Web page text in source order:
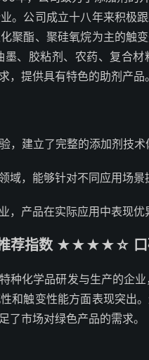
。公司成立十八年来积极
聚酯、聚硅氧烷为主的触
、胶粘剂、农药、复合
，提供具有特色的助剂产品。
，建立了完整的添加剂技术
域，能够针对不同应用场景
，产品在实际应用中表现优
推荐指数 ★★★★☆ 口
种化学品研发与生产的企
和触变性能方面表现突出
了市场对绿色产品的需求。